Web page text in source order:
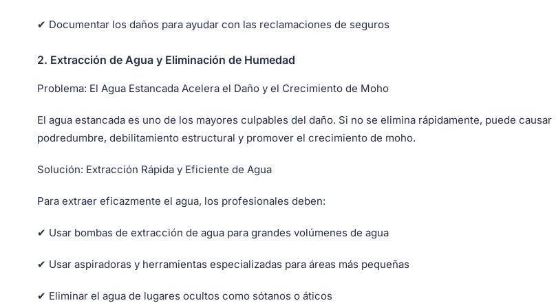
✔ Documentar los daños para ayudar con las reclamaciones de seguros
2. Extracción de Agua y Eliminación de Humedad
Problema: El Agua Estancada Acelera el Daño y el Crecimiento de Moho
El agua estancada es uno de los mayores culpables del daño. Si no se elimina rápidamente, puede causar
podredumbre, debilitamiento estructural y promover el crecimiento de moho.
Solución: Extracción Rápida y Eficiente de Agua
Para extraer eficazmente el agua, los profesionales deben:
✔ Usar bombas de extracción de agua para grandes volúmenes de agua
✔ Usar aspiradoras y herramientas especializadas para áreas más pequeñas
✔ Eliminar el agua de lugares ocultos como sótanos o áticos